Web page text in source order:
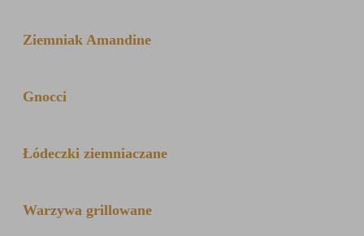
Ziemniak Amandine
Gnocci
Łódeczki ziemniaczane
Warzywa grillowane